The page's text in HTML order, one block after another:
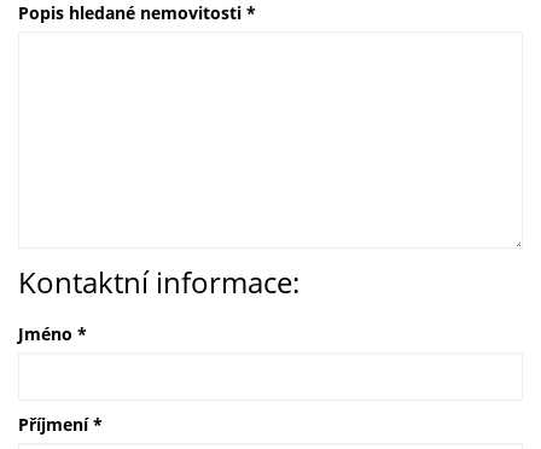
Popis hledané nemovitosti *
Kontaktní informace:
Jméno *
Příjmení*